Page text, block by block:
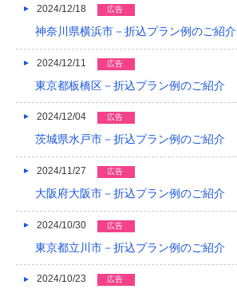
2012/10
2012/09
2012/08
2024/12/18 広告
神奈川県横浜市－折込プラン例のご紹介
2024/12/11 広告
東京都板橋区－折込プラン例のご紹介
2024/12/04 広告
茨城県水戸市－折込プラン例のご紹介
2024/11/27 広告
大阪府大阪市－折込プラン例のご紹介
2024/10/30 広告
東京都立川市－折込プラン例のご紹介
2024/10/23 広告